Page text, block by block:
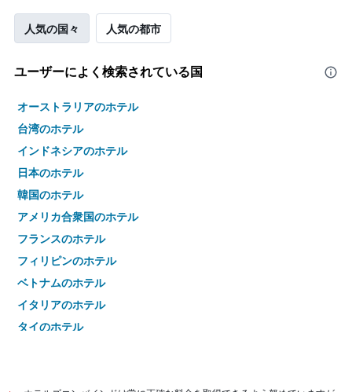
人気の国々 人気の都市
ユーザーによく検索されている国
オーストラリアのホテル
台湾のホテル
インドネシアのホテル
日本のホテル
韓国のホテル
アメリカ合衆国のホテル
フランスのホテル
フィリピンのホテル
ベトナムのホテル
イタリアのホテル
タイのホテル